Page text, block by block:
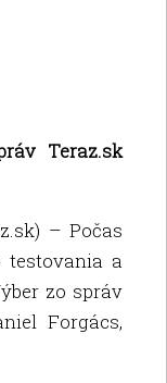
Teraz.sk
– Počas
testovania a
zo správ
Forgács,